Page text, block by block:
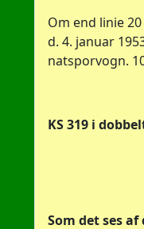
Om end linie
d. 4. januar
natsporvogn.
KS 319 i
Som det ses